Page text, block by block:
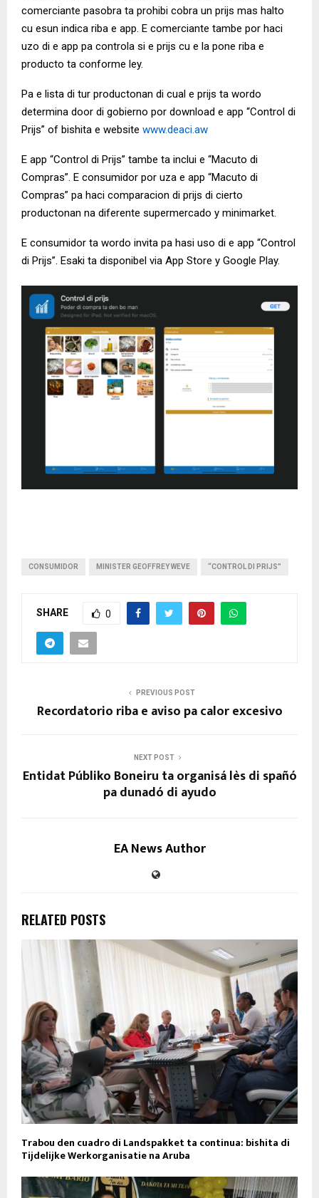
comerciante pasobra ta prohibi cobra un prijs mas halto
cu esun indica riba e app. E comerciante tambe por haci
uzo di e app pa controla si e prijs cu e la pone riba e
producto ta conforme ley.
Pa e lista di tur productonan di cual e prijs ta wordo
determina door di gobierno por download e app “Control di
Prijs” of bishita e website www.deaci.aw
E app “Control di Prijs” tambe ta inclui e “Macuto di
Compras”. E consumidor por uza e app “Macuto di
Compras” pa haci comparacion di prijs di cierto
productonan na diferente supermercado y minimarket.
E consumidor ta wordo invita pa hasi uso di e app “Control
di Prijs”. Esaki ta disponibel via App Store y Google Play.
CONSUMIDOR MINISTER GEOFFREY WEVE “CONTROL DI PRIJS”
SHARE 0
PREVIOUS POST
Recordatorio riba e aviso pa calor excesivo
NEXT POST
Entidat Públiko Boneiru ta organisá lès di spañó
pa dunadó di ayudo
EA News Author
RELATED POSTS
Trabou den cuadro di Landspakket ta continua: bishita di
Tijdelijke Werkorganisatie na Aruba